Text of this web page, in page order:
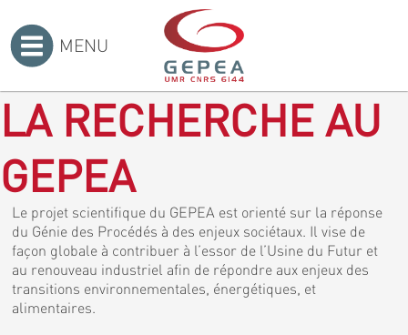
MENU
LA RECHERCHE AU
GEPEA
Le projet scientifique du GEPEA est orienté sur la réponse
du Génie des Procédés à des enjeux sociétaux. Il vise de
façon globale à contribuer à l’essor de l’Usine du Futur et
au renouveau industriel afin de répondre aux enjeux des
transitions environnementales, énergétiques, et
alimentaires.